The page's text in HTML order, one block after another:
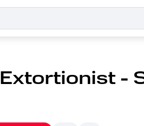
Extortionist -